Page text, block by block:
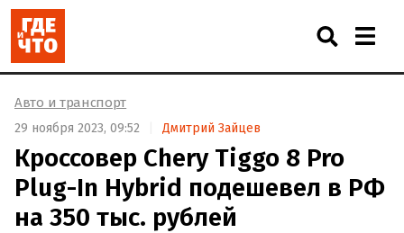
Авто и транспорт
29 ноября 2023, 09:52 Дмитрий Зайцев
Кроссовер Chery Tiggo 8 Pro
Plug-In Hybrid подешевел в РФ
на 350 тыс. рублей